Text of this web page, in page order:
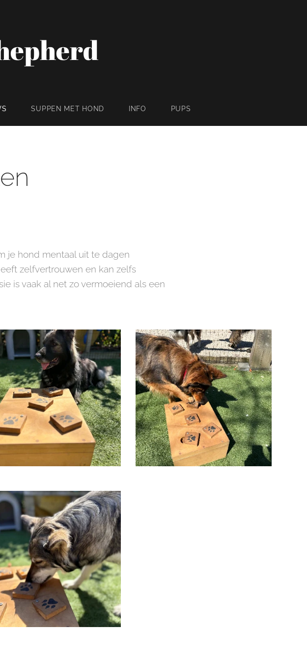
SUPPEN MET HOND INFO PUPS
je hond mentaal uit te dagen
zelfvertrouwen en kan zelfs
is vaak al net zo vermoeiend als een